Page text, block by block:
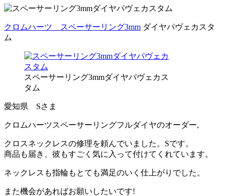
クロムハーツ スペーサーリング3mm ダイヤパヴェカスタ
ム
スペーサーリング3mmダイヤパヴェカス
タム
愛知県 Sさま
クロムハーツスペーサーリングフルダイヤのオーダー,
クロスネックレスの修理を頼んでいました。Sです。
商品も届き、彼もすごく気に入って付けてくれています。
ネックレスも指輪もとても満足のいく仕上がりでした。
また機会があればお願いしたいです!